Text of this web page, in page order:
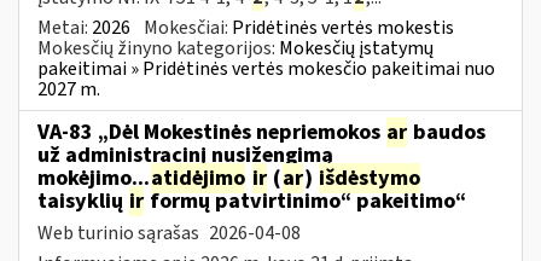
Metai: 2026 Mokesčiai: Pridėtinės vertės mokestis
Mokesčių žinyno kategorijos: Mokesčių įstatymų
pakeitimai » Pridėtinės vertės mokesčio pakeitimai nuo
2027 m.
VA-83 „Dėl Mokestinės nepriemokos ar baudos
už administracinį nusižengimą
mokėjimo...atidėjimo ir (ar) išdėstymo
taisyklių ir formų patvirtinimo“ pakeitimo“
Web turinio sąrašas 2026-04-08